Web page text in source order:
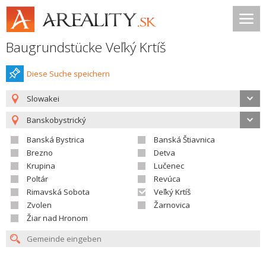
Baugrundstücke Veľký Krtíš
Diese Suche speichern
Slowakei
Banskobystrický
Banská Bystrica
Banská Štiavnica
Brezno
Detva
Krupina
Lučenec
Poltár
Revúca
Rimavská Sobota
Veľký Krtíš
Zvolen
Žarnovica
Žiar nad Hronom